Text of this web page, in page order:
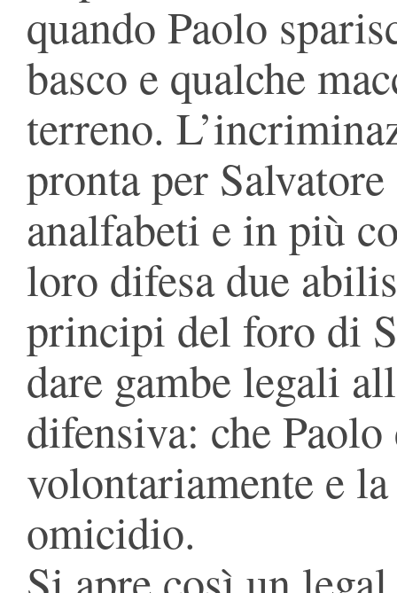
quando Paolo
basco e qualche
terreno.
pronta per
analfabeti e in più
loro difesa due
principi del foro di
dare gambe legali
difensiva: che Paolo
volontariamente e
omicidio.